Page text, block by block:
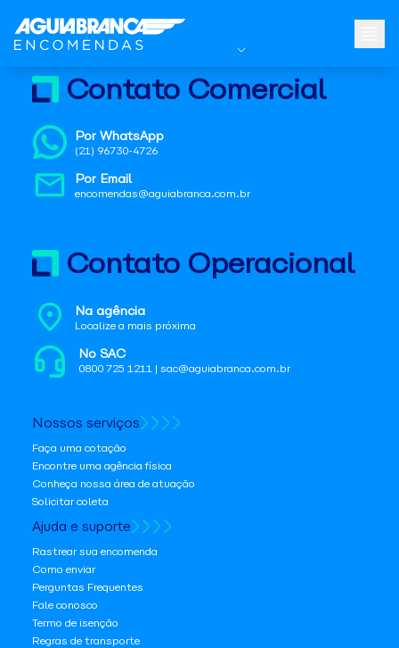
Contato Comercial
Por WhatsApp
(21) 96730-4726
Por Email
encomendas@aguiabranca.com.br
Contato Operacional
Na agência
Localize a mais próxima
No SAC
0800 725 1211 | sac@aguiabranca.com.br
Nossos serviços
Faça uma cotação
Encontre uma agência física
Conheça nossa área de atuação
Solicitar coleta
Ajuda e suporte
Rastrear sua encomenda
Como enviar
Perguntas Frequentes
Fale conosco
Termo de isenção
Regras de transporte